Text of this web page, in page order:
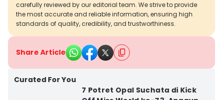
carefully reviewed by our editorial team. We strive to provide
the most accurate and reliable information, ensuring high
standards of quality, credibility, and trustworthiness.
Share Article
Curated For You
7 Potret Opal Suchata di Kick